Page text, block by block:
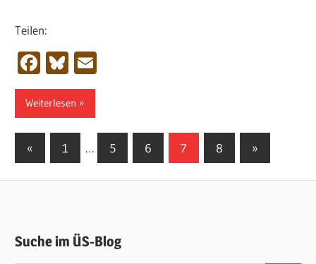
Teilen:
Facebook
Bluesky
Weiterlesen
Seitennummerierung
« Vorherige
Beiträge
1 … 5 6 7 8
Nächste
Beiträge
»
Suche im ÜS-Blog